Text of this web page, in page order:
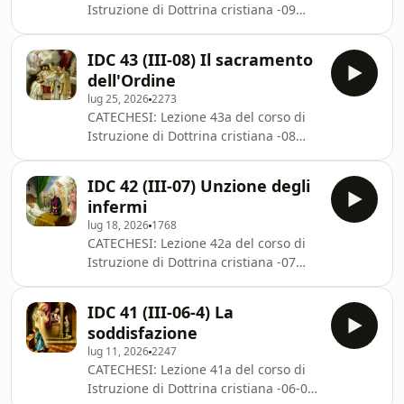
Istruzione di Dottrina cristiana -09
Bernardino M. Abate (2026).IL
SACRAMENTO MATRIMONIO
DefinizioneEsistenzaInseparabilità del
contratto e del sacramentoProprietà
del MatrimonioIl segno
del matrimonioCatechismo: CMagSPX
830-855; CSPX 4
IDC 43 (III-08) Il sacramento
dell'Ordine
lug 25, 20262273
CATECHESI: Lezione 43a del corso di
Istruzione di Dottrina cristiana -08
Bernardino M. Abate (2026).IL
SACRAMENTO DELL’ORDINE
DefinizioneEsistenzaGerarchiaSegno
CSPX 397-405; CMagSPX 814-829; CC
1533-1600; CCC 321-336; CIC 1008-
1054.Cfr. BOULENGER A., La dottrina
catto
IDC 42 (III-07) Unzione degli
infermi
lug 18, 2026 1768
CATECHESI: Lezione 42a del corso di
Istruzione di Dottrina cristiana -07
Bernardino M. Abate
(2026).L’UNZIONE DEGLI INFERMI
DefinizioneEsistenzaSegno
CSPX 392-396; CC 1499-1532; CCC
IDC 41 (III-06-4) La
soddisfazione
lug 11, 20262247
CATECHESI: Lezione 41a del corso di
Istruzione di Dottrina cristiana -06-04